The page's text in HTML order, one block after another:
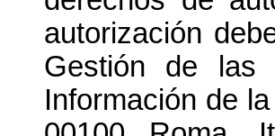
autorización
Gestión de las
Información de